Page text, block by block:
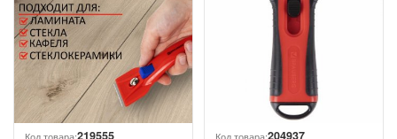
Код товара:219555 Код товара:204937